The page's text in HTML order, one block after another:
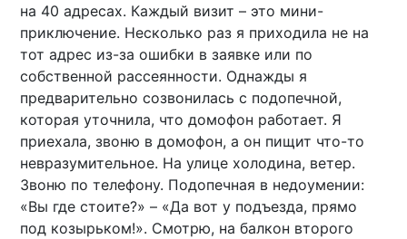
на 40 адресах. Каждый визит – это мини-
приключение. Несколько раз я приходила не на
тот адрес из-за ошибки в заявке или по
собственной рассеянности. Однажды я
предварительно созвонилась с подопечной,
которая уточнила, что домофон работает. Я
приехала, звоню в домофон, а он пищит что-то
невразумительное. На улице холодина, ветер.
Звоню по телефону. Подопечная в недоумении:
«Вы где стоите?» – «Да вот у подъезда, прямо
под козырьком!». Смотрю, на балкон второго